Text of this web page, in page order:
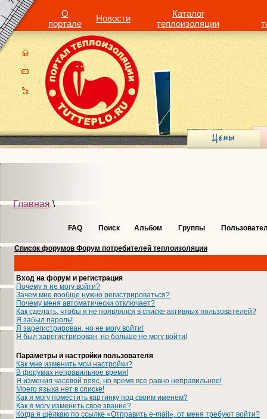
О
портале
Новости
Каталог
теплоизоляции
Главная\
FAQ Поиск Альбом Группы
Список форумов Форум потребителей теплоизоляции
Вход на форум и регистрация
Почему я не могу войти?
Зачем мне вообще нужно регистрироваться?
Почему меня автоматически отключает?
Как сделать, чтобы я не появлялся в списке активных пользователей?
Я забыл пароль!
Я зарегистрирован, но не могу войти!
Я был зарегистрирован, но больше не могу войти!
Параметры и настройки пользователя
Как мне изменить мои настройки?
В форумах неправильное время!
Я изменил часовой пояс, но время все равно неправильное!
Моего языка нет в списке!
Как я могу поместить картинку под своим именем?
Как я могу изменить свое звание?
Когда я щёлкаю по ссылке «Отправить e-mail», от меня требуют войти?